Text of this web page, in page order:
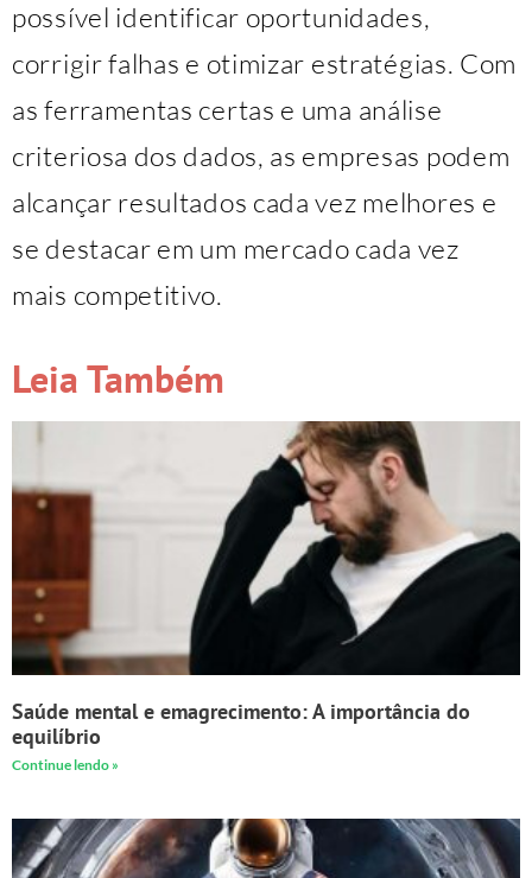
possível identificar oportunidades,
corrigir falhas e otimizar estratégias. Com
as ferramentas certas e uma análise
criteriosa dos dados, as empresas podem
alcançar resultados cada vez melhores e
se destacar em um mercado cada vez
mais competitivo.
Leia Também
Saúde mental e emagrecimento: A importância do
equilíbrio
Continue lendo »